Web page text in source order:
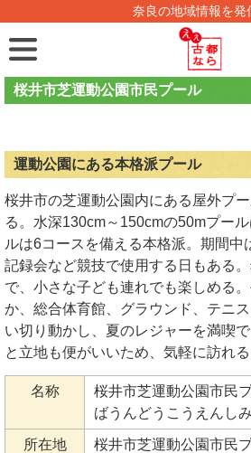
奈良の地域情報を発
桜井市芝運動公園市民プール
運動公園にある本格派プール
桜井市の芝運動公園内にある屋外プ
る。水深130cm～150cmの50mプー
ルは6コースを備える本格派。期間中
記録会など競技で使用する日もある
で、小さな子ども連れでも楽しめる
か、総合体育館、グラウンド、テニ
い切り動かし、夏のレジャーを満喫
と立地も便がいいため、気軽に訪れる
名称
桜井市芝運動公園市民
ばうんどうこうえんし
所在地
桜井市芝運動公園市民